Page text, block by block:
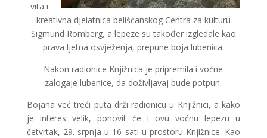
vita i
kreativna djelatnica belišćanskog Centra za kulturu
Sigmund Romberg, a lepeze su također izgledale kao
prava ljetna osvježenja, prepune boja lubenica.
Nakon radionice Knjižnica je pripremila i voćne
zalogaje lubenice, da doživljavaj bude potpun.
Bojana već treći puta drži radionicu u Knjižnici, a kako
je interes velik, ponovit će i ovu voćnu lepezu u
četvrtak, 29. srpnja u 16 sati u prostoru Knjižnice. Kao